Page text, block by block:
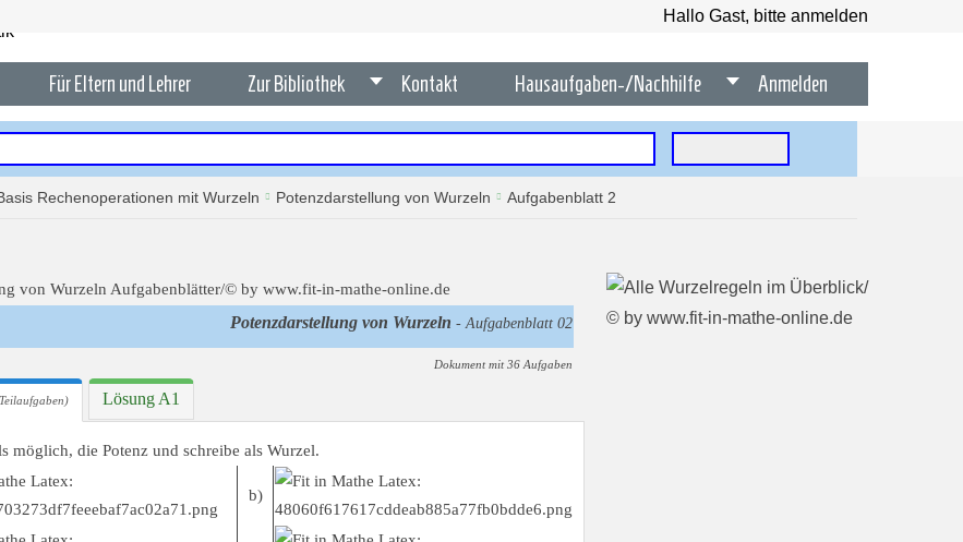
Hallo Gast, bitte anmelden
Für Eltern und Lehrer Zur Bibliothek Kontakt Hausaufgaben-/Nachhilfe Anmelden
Rechenoperationen mit Wurzeln Potenzdarstellung von Wurzeln Aufgabenblatt 2
Potenzdarstellung von Wurzeln - Aufgabenblatt 02
Dokument mit 36 Aufgaben
Lösung A1
möglich, die Potenz und schreibe als Wurzel.
b)